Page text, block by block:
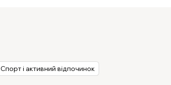
Спорт і активний відпочинок